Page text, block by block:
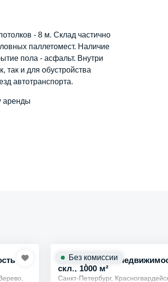
- 8 м. Склад частично
паллетомест. Наличие
пола - асфальт. Внутри
и для обустройства
автотранспорта.
аренды
Коммерческая
скл., 1000 м²
Санкт-Петербург,
Без комиссии